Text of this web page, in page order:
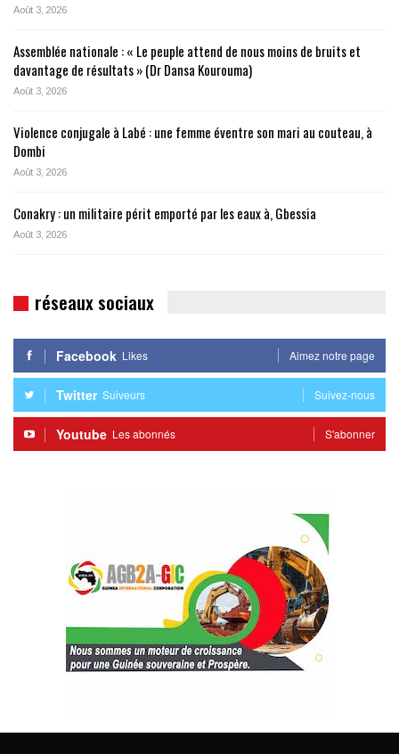
Août 3, 2026
Assemblée nationale : « Le peuple attend de nous moins de bruits et
davantage de résultats » (Dr Dansa Kourouma)
Août 3, 2026
Violence conjugale à Labé : une femme éventre son mari au couteau, à
Dombi
Août 3, 2026
Conakry : un militaire périt emporté par les eaux à, Gbessia
Août 3, 2026
réseaux sociaux
Facebook Likes Aimez notre page
Twitter Suiveurs Suivez-nous
Youtube Les abonnés S'abonner